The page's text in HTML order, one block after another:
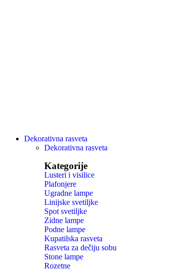
Dekorativna rasveta
Dekorativna rasveta
Kategorije
Lusteri i visilice
Plafonjere
Ugradne lampe
Linijske svetiljke
Spot svetiljke
Zidne lampe
Podne lampe
Kupatilska rasveta
Rasveta za dečiju sobu
Stone lampe
Rozetne